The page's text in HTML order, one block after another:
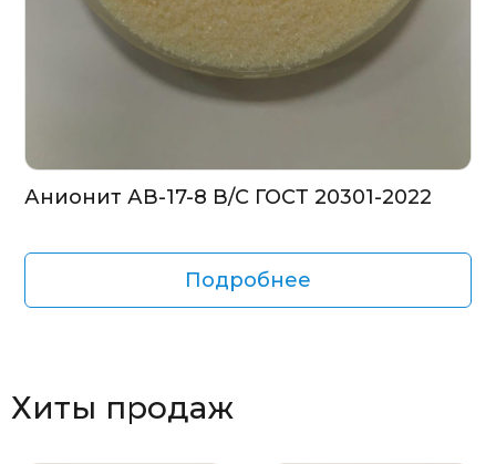
Анионит АВ-17-8 В/С ГОСТ 20301-2022
Подробнее
Хиты продаж